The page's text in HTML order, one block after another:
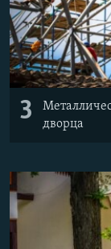
3
дворца